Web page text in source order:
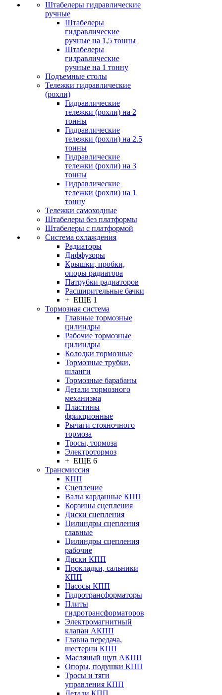
Штабелеры гидравлические
ручные
Штабелеры
гидравлические
ручные на 1,5 тонны
Штабелеры
гидравлические
ручные на 1 тонну
Подъемные столы
Тележки гидравлические
(рохли)
Гидравлические
тележки (рохли) на 2
тонны
Гидравлические
тележки (рохли) на 2.5
тонны
Гидравлические
тележки (рохли) на 3
тонны
Гидравлические
тележки (рохли) на 1
тонну
Тележки самоходные
Штабелеры без платформы
Штабелеры с платформой
Система охлаждения
Радиаторы
Диффузоры
Крышки, пробки,
опоры радиатора
Патрубки радиаторов
Расширительные бачки
+ ЕЩЕ 1
Тормозная система
Главные тормозные
цилиндры
Рабочие тормозные
цилиндры
Колодки тормозные
Тормозные трубки,
шланги
Тормозные барабаны
Детали тормозного
механизма
Пластины
фрикционные
Рычаги стояночного
тормоза
Тросы, тормоза
Электротормоз
+ ЕЩЕ 6
Трансмиссия
КПП
Сцепление
Валы карданные КПП
Корзины сцепления
Диски сцепления
Цилиндры сцепления
главные
Цилиндры сцепления
рабочие
Диски КПП
Прокладки, сальники
КПП
Насосы КПП
Гидротрансформаторы
Плиты
гидротрансформаторов
Электромагнитный
клапан АКПП
Главна передача,
шестерни КПП
Масляный щуп АКПП
Опоры, подушки КПП
Тросы и тяги
управления КПП
Детали КПП